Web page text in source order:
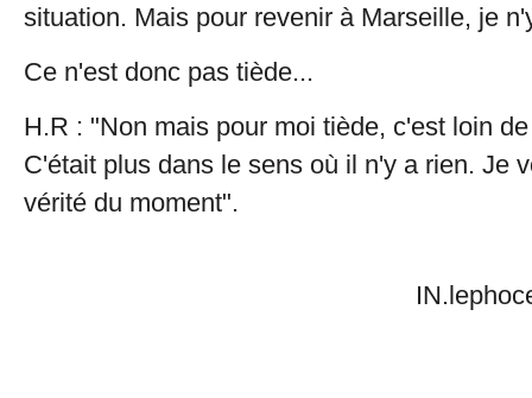
situation. Mais pour revenir à Marseille, je
Ce n'est donc pas tiède...
H.R : "Non mais pour moi tiède, c'est loin
C'était plus dans le sens où il n'y a rien. Je
vérité du moment".